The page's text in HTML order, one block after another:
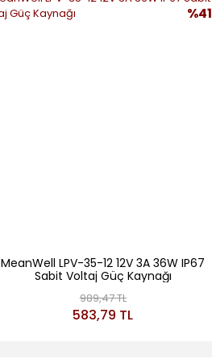
%41
MeanWell LPV-35-12 12V 3A 36W IP67
Sabit Voltaj Güç Kaynağı
989,47 TL
583,79 TL